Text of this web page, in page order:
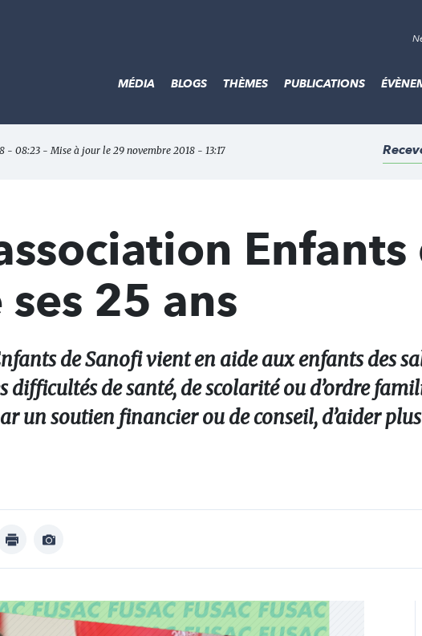
MÉDIA BLOGS THÈMES PUBLICATIONS
- 08:23 - Mise à jour le 29 novembre 2018 - 13:17
Enfants
25 ans
de Sanofi vient en aide aux enfants des
difficultés de santé, de scolarité ou d’ordre
un soutien financier ou de conseil, d’aider
print
Afficher